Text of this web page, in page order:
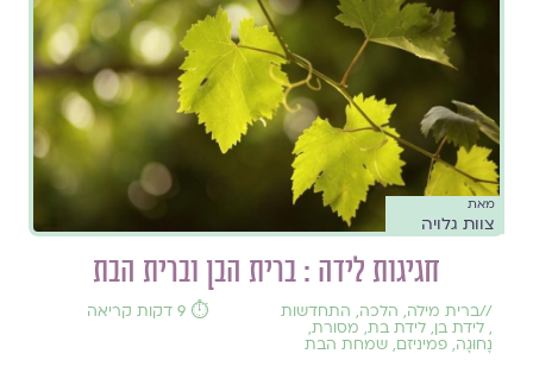
מאת
צוות גלויה
חגיגות לידה : ברית הבן וברית הבת
//ברית מילה, הלכה, התחדשות
, לידת בן, לידת בת, מסורת,
נָחוּגָה, פמיניזם, שמחת הבת
⏱️ 9 דקות קריאה